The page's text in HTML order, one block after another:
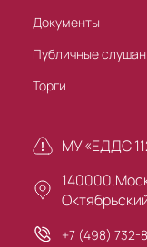
Документы
Публичные
Торги
МУ «ЕДДС
+7 (498) 732-